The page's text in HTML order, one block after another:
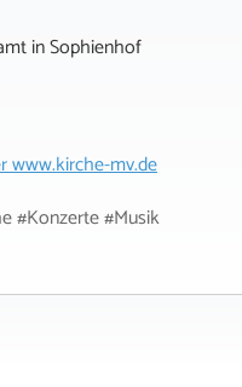
inSophienhof
www.kirche-mv.de
#Konzerte #Musik